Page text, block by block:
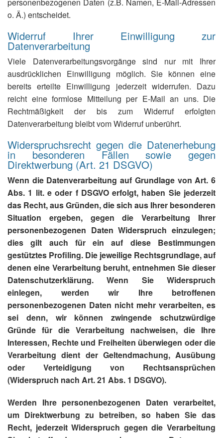
o. Ä.) entscheidet.
Widerruf Ihrer Einwilligung zur
Datenverarbeitung
Viele Datenverarbeitungsvorgänge sind nur mit Ihrer
ausdrücklichen Einwilligung möglich. Sie können eine
bereits erteilte Einwilligung jederzeit widerrufen. Dazu
reicht eine formlose Mitteilung per E-Mail an uns. Die
Rechtmäßigkeit der bis zum Widerruf erfolgten
Datenverarbeitung bleibt vom Widerruf unberührt.
Widerspruchsrecht gegen die Datenerhebung
in besonderen Fällen sowie gegen
Direktwerbung (Art. 21 DSGVO)
Wenn die Datenverarbeitung auf Grundlage von Art. 6
Abs. 1 lit. e oder f DSGVO erfolgt, haben Sie jederzeit
das Recht, aus Gründen, die sich aus Ihrer besonderen
Situation ergeben, gegen die Verarbeitung Ihrer
personenbezogenen Daten Widerspruch einzulegen;
dies gilt auch für ein auf diese Bestimmungen
gestütztes Profiling. Die jeweilige Rechtsgrundlage, auf
denen eine Verarbeitung beruht, entnehmen Sie dieser
Datenschutzerklärung. Wenn Sie Widerspruch
einlegen, werden wir Ihre betroffenen
personenbezogenen Daten nicht mehr verarbeiten, es
sei denn, wir können zwingende schutzwürdige
Gründe für die Verarbeitung nachweisen, die Ihre
Interessen, Rechte und Freiheiten überwiegen oder die
Verarbeitung dient der Geltendmachung, Ausübung
oder Verteidigung von Rechtsansprüchen
(Widerspruch nach Art. 21 Abs. 1 DSGVO).
Werden Ihre personenbezogenen Daten verarbeitet,
um Direktwerbung zu betreiben, so haben Sie das
Recht, jederzeit Widerspruch gegen die Verarbeitung